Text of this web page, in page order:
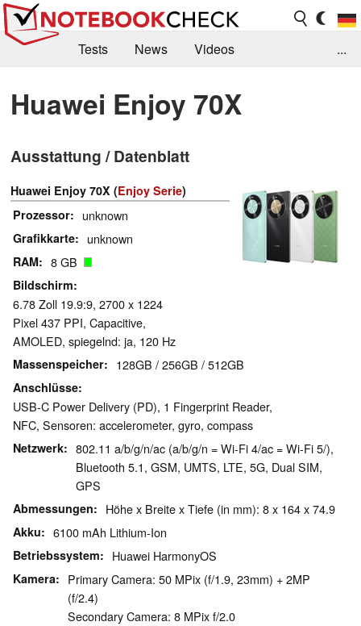
Tests News
Videos
Kaufberatung
Deals Suche
Jobs
Forum
...
Huawei Enjoy 70X
Ausstattung / Datenblatt
Huawei Enjoy 70X (Enjoy Serie)
Prozessor
unknown
Grafikkarte unknown
RAM 8 GB
Bildschirm
6.78 Zoll 19.9:9, 2700 x 1224
Pixel 437 PPI, Capacitive,
AMOLED, spiegelnd: ja, 120 Hz
Massenspeicher 128GB / 256GB / 512GB
Anschlüsse
USB-C Power Delivery (PD), 1 Fingerprint Reader,
NFC, Sensoren: accelerometer, gyro, compass
Netzwerk
802.11 a/b/g/n/ac (a/b/g/n = Wi-Fi 4/ac = Wi-Fi 5/),
Bluetooth 5.1, GSM, UMTS, LTE, 5G, Dual SIM,
GPS
Abmessungen Höhe x Breite x Tiefe (in mm): 8 x 164 x 74.9
Akku 6100 mAh Lithium-Ion
Betriebssystem Huawei HarmonyOS
Kamera
Primary Camera: 50 MPix (f/1.9, 23mm) + 2MP
(f/2.4)
Secondary Camera: 8 MPix f/2.0